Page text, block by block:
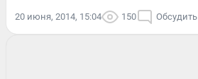
20 июня, 2014, 15:04 150 Обсудить